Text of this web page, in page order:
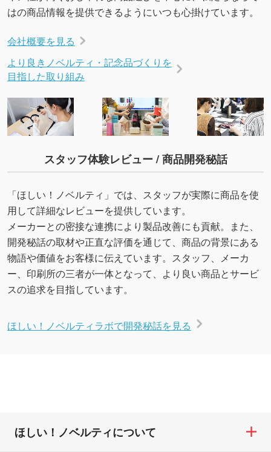
はの商品情報を提供できるようにいつも心掛けています。
会社概要を見る
より良きノベルティ・記念品づくりを
目指した取り組み
スタッフ体験レビュー / 商品開発秘話
「ほしい！ノベルティ」では、スタッフが実際に商品を使
用して詳細なレビューを提供しています。
メーカーとの密接な連携により製品改善にも貢献。また、
開発秘話の取材や正直な評価を通じて、商品の背景にある
物語や価値をお客様に伝えています。スタッフ、メーカ
ー、印刷所の三者が一体となって、より良い商品とサービ
スの追求を目指しています。
ほしい！ノベルティラボで開発秘話を見る
ほしい！ノベルティについて